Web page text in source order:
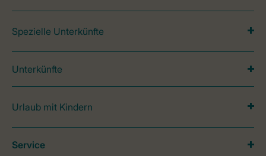
Spezielle Unterkünfte
Unterkünfte
Urlaub mit Kindern
Service